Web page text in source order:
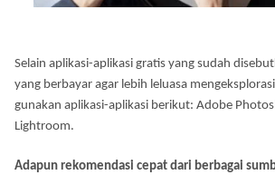
Selain aplikasi-aplikasi gratis yang sudah
yang berbayar agar lebih leluasa
gunakan aplikasi-aplikasi berikut: Adobe
Lightroom.
Adapun rekomendasi cepat dari berbagai